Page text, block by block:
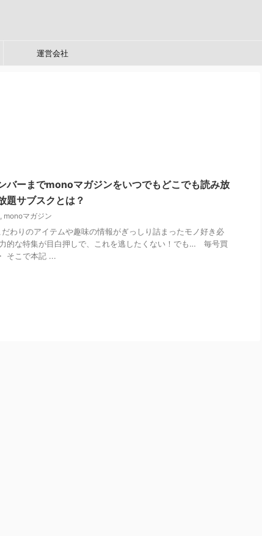
運営会社
バーまでmonoマガジンをいつでもどこでも読み放
題サブスクとは？
, monoマガジン
だわりのアイテムや趣味の情報がぎっしり詰まったモノ好き必
的な特集が目白押しで、これを逃したくない！でも… 毎号買
そこで本記 ...